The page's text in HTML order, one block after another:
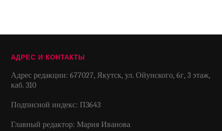
АДРЕС И КОНТАКТЫ
Адрес редакции: 677027, Якутск, ул. Ойунского, 6г, 3 этаж,
каб. 310
Подписной индекс: П3643
Главный редактор: Мария Иванова